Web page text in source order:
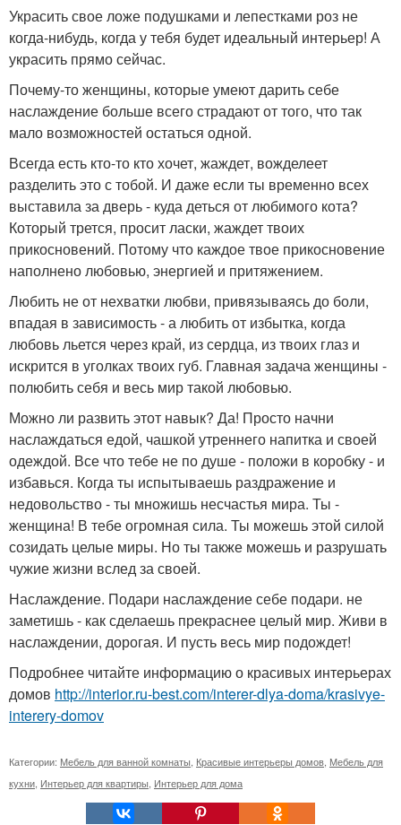
Украсить свое ложе подушками и лепестками роз не
когда-нибудь, когда у тебя будет идеальный интерьер! А
украсить прямо сейчас.
Почему-то женщины, которые умеют дарить себе
наслаждение больше всего страдают от того, что так
мало возможностей остаться одной.
Всегда есть кто-то кто хочет, жаждет, вожделеет
разделить это с тобой. И даже если ты временно всех
выставила за дверь - куда деться от любимого кота?
Который трется, просит ласки, жаждет твоих
прикосновений. Потому что каждое твое прикосновение
наполнено любовью, энергией и притяжением.
Любить не от нехватки любви, привязываясь до боли,
впадая в зависимость - а любить от избытка, когда
любовь льется через край, из сердца, из твоих глаз и
искрится в уголках твоих губ. Главная задача женщины -
полюбить себя и весь мир такой любовью.
Можно ли развить этот навык? Да! Просто начни
наслаждаться едой, чашкой утреннего напитка и своей
одеждой. Все что тебе не по душе - положи в коробку - и
избавься. Когда ты испытываешь раздражение и
недовольство - ты множишь несчастья мира. Ты -
женщина! В тебе огромная сила. Ты можешь этой силой
созидать целые миры. Но ты также можешь и разрушать
чужие жизни вслед за своей.
Наслаждение. Подари наслаждение себе подари. не
заметишь - как сделаешь прекраснее целый мир. Живи в
наслаждении, дорогая. И пусть весь мир подождет!
Подробнее читайте информацию о красивых интерьерах
домов http://interior.ru-best.com/interer-dlya-doma/krasivye-
interery-domov
Категории: Мебель для ванной комнаты Красивые интерьеры домов Мебель для
кухни Интерьер для квартиры Интерьер для дома